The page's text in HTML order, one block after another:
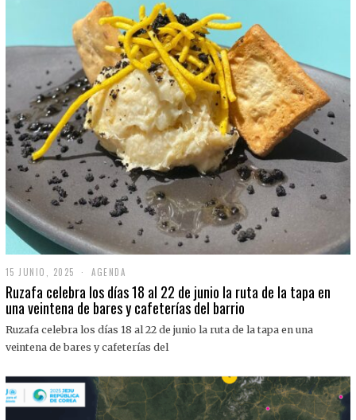
15 JUNIO, 2025
J
U
I
O
0
2
5
AGENDA
Ruzafa celebra los días 18 al 22 de junio la ruta de la tapa en
una veintena de bares y cafeterías del barrio
Ruzafa celebra los días 18 al 22 de junio la ruta de la tapa en una
veintena de bares y cafeterías del